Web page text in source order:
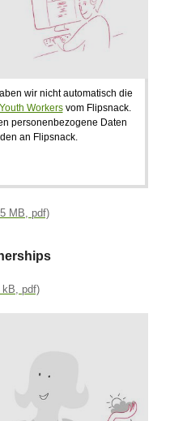
wir nicht automatisch die
Workersvom Flipsnack.
personenbezogene Daten
an Flipsnack.
MB, pdf)
kB, pdf)